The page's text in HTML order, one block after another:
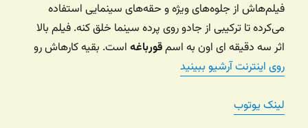
فیلم‌هاش از جلوه‌های ویژه و حقه‌های سینمایی استفاده
می‌کرده تا ترکیبی از جادو روی پرده سینما خلق کنه. فیلم بالا
اثر سه دقیقه ای اون به اسمقورباغه است. بقیه کارهاش رو
روی اینترنت آرشیو ببینید
لینک یوتوب